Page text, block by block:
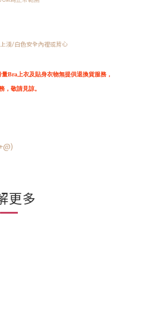
淺/白色安全內裡或背心
Bra上衣及貼身衣物無提供退換貨服務，
，敬請見諒。
更多